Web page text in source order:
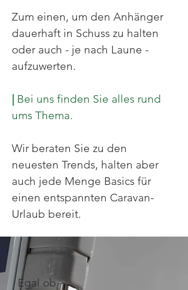
Zum einen, um den Anhänger
dauerhaft in Schuss zu halten
oder auch - je nach Laune -
aufzuwerten.
| Bei uns finden Sie alles rund
ums Thema.
Wir beraten Sie zu den
neuesten Trends, halten aber
auch jede Menge Basics für
einen entspannten Caravan-
Urlaub bereit.
Egal ob